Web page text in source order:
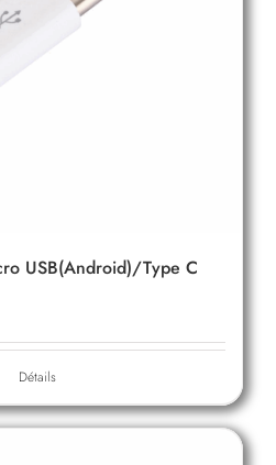
USB(Android)/Type C
Détails